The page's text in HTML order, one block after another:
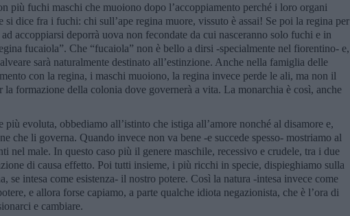
più fuchi maschi che muoiono dopo l’accoppiamento perché i loro organi
si dice fra i fuchi: chi sull’ape regina muore, vissuto è assai! Se poi la regina per
accoppiarsi deporrà uova non fecondate da cui nasceranno solo fuchi e in
fucaiola”. Che “fucaiola” non è bello a dirsi -specialmente nel fiorentino- e,
sarà naturalmente destinato all’estinzione. Anche nella famiglia delle
con la regina, i maschi muoiono, la regina invece perde le ali, ma non il
la formazione della colonia dove governerà a vita. La monarchia è così, anche
più evoluta, obbediamo all’istinto che istiga all’amore nonché al disamore e,
che li governa. Quando invece non va bene -e succede spesso- mostriamo al
nel male. In questo caso più il genere maschile, recessivo e crudele, tra i due
di causa effetto. Poi tutti insieme, i più ricchi in specie, dispieghiamo sulla
se intesa come esistenza- il nostro potere. Così la natura -intesa invece come
e allora forse capiamo, a parte qualche idiota negazionista, che è l’ora di
e cambiare.